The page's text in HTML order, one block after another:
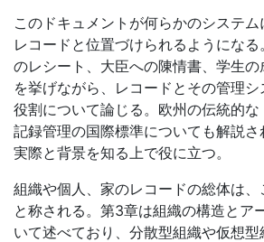
このドキュメントが何らかのシステム
レコードと位置づけられるようにな
のレシート、大臣への陳情書、学生
を挙げながら、レコードとその管理
役割について論じる。欧州の伝統的
記録管理の国際標準についても解説
実際と背景を知る上で役に立つ。
組織や個人、家のレコードの総体は
と称される。第3章は組織の構造とア
いて述べており、分散型組織や仮想